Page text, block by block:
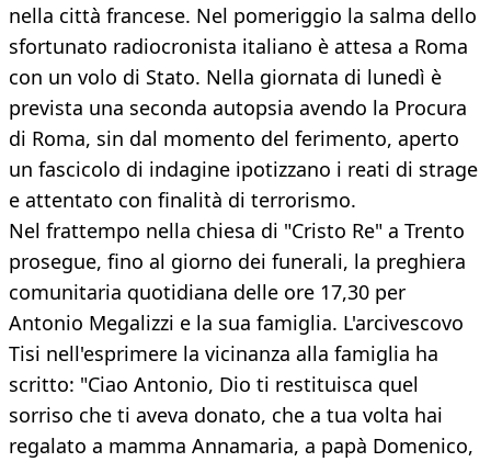
nella città francese. Nel pomeriggio la salma dello
sfortunato radiocronista italiano è attesa a Roma
con un volo di Stato. Nella giornata di lunedì è
prevista una seconda autopsia avendo la Procura
di Roma, sin dal momento del ferimento, aperto
un fascicolo di indagine ipotizzano i reati di strage
e attentato con finalità di terrorismo.
Nel frattempo nella chiesa di "Cristo Re" a Trento
prosegue, fino al giorno dei funerali, la preghiera
comunitaria quotidiana delle ore 17,30 per
Antonio Megalizzi e la sua famiglia. L'arcivescovo
Tisi nell'esprimere la vicinanza alla famiglia ha
scritto: "Ciao Antonio, Dio ti restituisca quel
sorriso che ti aveva donato, che a tua volta hai
regalato a mamma Annamaria, a papà Domenico,